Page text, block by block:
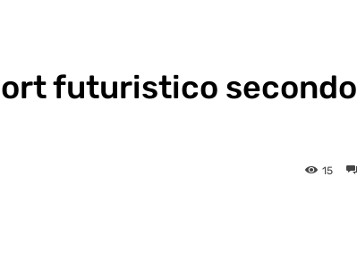
futuristico secondo
15